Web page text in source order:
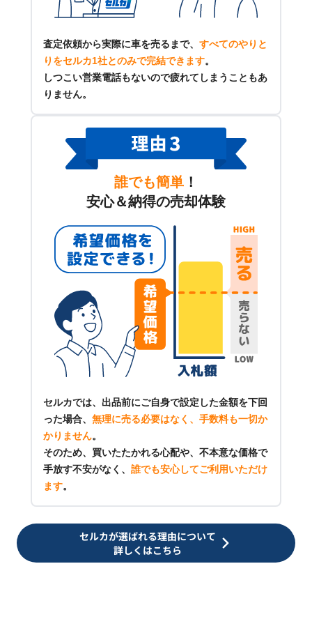
査定依頼から実際に車を売るまで、 すべてのやりと
りをセルカ1社とのみで完結できます。
しつこい営業電話もないので疲れてしまうこともあ
りません。
誰でも簡単 ！
安心＆納得の売却体験
セルカでは、出品前にご自身で設定した金額を下回
った場合、 無理に売る必要はなく、手数料も一切か
かりません。
そのため、買いたたかれる心配や、不本意な価格で
手放す不安がなく、 誰でも安心してご利用いただけ
ます。
セルカが選ばれる理由について
詳しくはこちら